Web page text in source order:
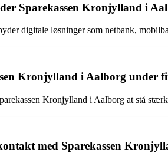
Sparekassen Kronjylland i
digitale løsninger som netbank,
Kronjylland i Aalborg under
Kronjylland i Aalborg at stå
med Sparekassen